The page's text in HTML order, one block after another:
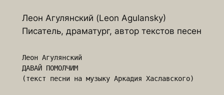
Леон Агулянский (Leon Agulansky)
Писатель, драматург, автор текстов песен
Леон Агулянский
ДАВАЙ ПОМОЛЧИМ
(текст песни на музыку Аркадия Хаславского)